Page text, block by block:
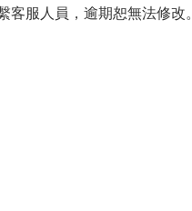
客服人員，逾期恕無法修改。